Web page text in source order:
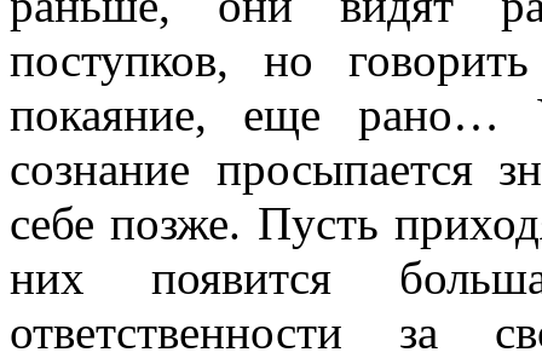
поступков, но
покаяние, еще рано…
сознание просыпается
себе позже. Пусть
них появится
ответственности за